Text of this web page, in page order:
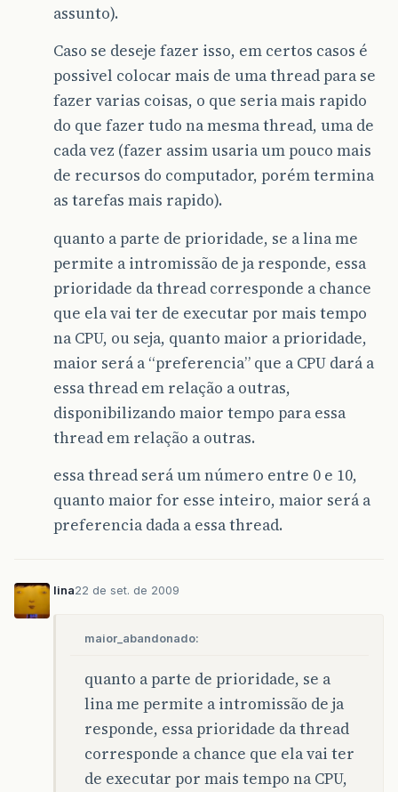
assunto).
Caso se deseje fazer isso, em certos casos é
possivel colocar mais de uma thread para se
fazer varias coisas, o que seria mais rapido
do que fazer tudo na mesma thread, uma de
cada vez (fazer assim usaria um pouco mais
de recursos do computador, porém termina
as tarefas mais rapido).
quanto a parte de prioridade, se a lina me
permite a intromissão de ja responde, essa
prioridade da thread corresponde a chance
que ela vai ter de executar por mais tempo
na CPU, ou seja, quanto maior a prioridade,
maior será a “preferencia” que a CPU dará a
essa thread em relação a outras,
disponibilizando maior tempo para essa
thread em relação a outras.
essa thread será um número entre 0 e 10,
quanto maior for esse inteiro, maior será a
preferencia dada a essa thread.
lina22 de set. de 2009
maior_abandonado:
quanto a parte de prioridade, se a
lina me permite a intromissão de ja
responde, essa prioridade da thread
corresponde a chance que ela vai ter
de executar por mais tempo na CPU,